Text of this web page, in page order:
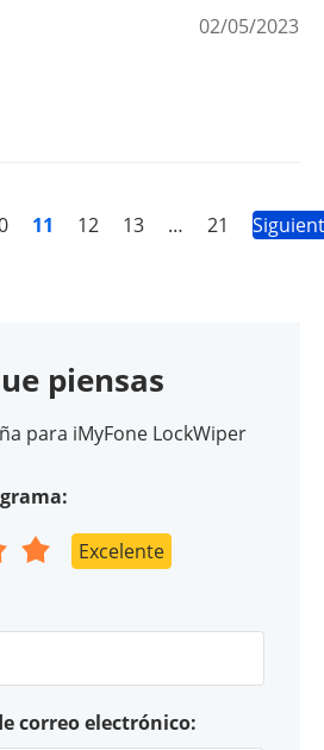
02/05/2023
11 12 13 … 21
piensas
para iMyFone LockWiper
Excelente
correo electrónico: